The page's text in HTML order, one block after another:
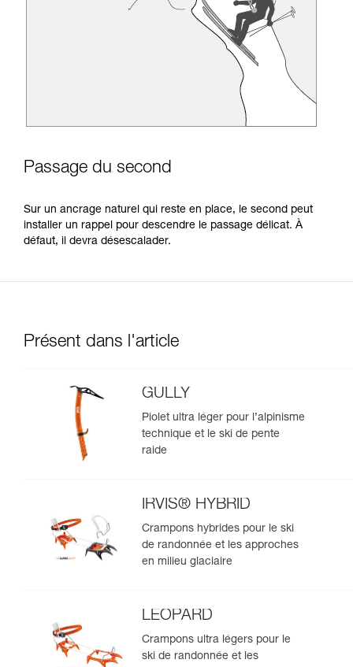
Passage du second
Sur un ancrage naturel qui reste en place, le second peut
installer un rappel pour descendre le passage délicat. À
défaut, il devra désescalader.
Présent dans l'article
GULLY
Piolet ultra léger pour l’alpinisme
technique et le ski de pente
raide
IRVIS® HYBRID
Crampons hybrides pour le ski
de randonnée et les approches
en milieu glaciaire
LEOPARD
Crampons ultra légers pour le
ski de randonnée et les